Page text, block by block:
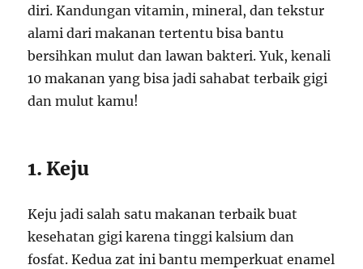
diri. Kandungan vitamin, mineral, dan tekstur
alami dari makanan tertentu bisa bantu
bersihkan mulut dan lawan bakteri. Yuk, kenali
10 makanan yang bisa jadi sahabat terbaik gigi
dan mulut kamu!
1. Keju
Keju jadi salah satu makanan terbaik buat
kesehatan gigi karena tinggi kalsium dan
fosfat. Kedua zat ini bantu memperkuat enamel